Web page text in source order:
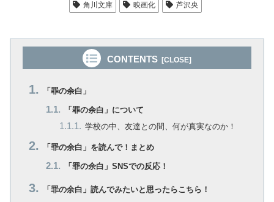
角川文庫 映画化 芦沢央
CONTENTS
「罪の余白」
「罪の余白」について
学校の中、友達との間、何が真実なのか！
「罪の余白」を読んで！まとめ
「罪の余白」SNSでの反応！
「罪の余白」読んでみたいと思ったらこちら！